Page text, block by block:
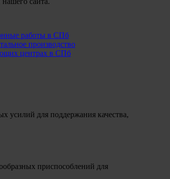
усилий для поддержания качества,
приспособлений для